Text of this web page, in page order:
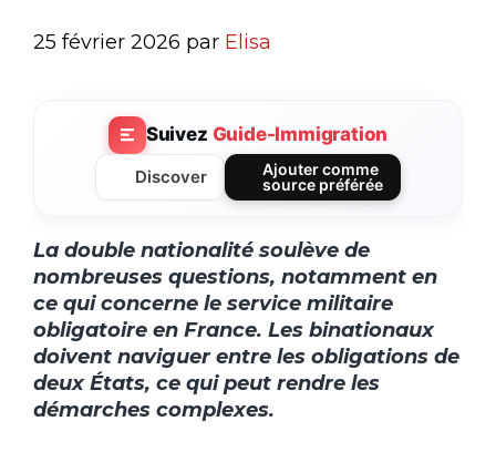
25 février 2026 par Elisa
Suivez Guide-Immigration
Discover
Ajouter comme
source préférée
La double nationalité soulève de
nombreuses questions, notamment en
ce qui concerne le service militaire
obligatoire en France. Les binationaux
doivent naviguer entre les obligations de
deux États, ce qui peut rendre les
démarches complexes.